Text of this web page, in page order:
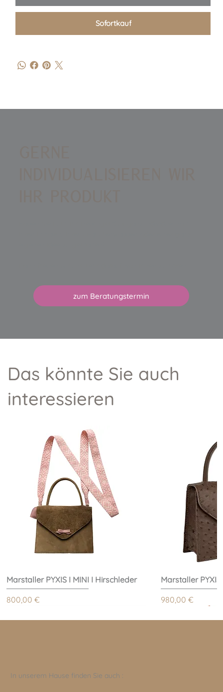
Sofortkauf
zum Beratungstermin
Das könnte Sie auch
interessieren
Marstaller PYXIS I MINI I Hirschleder
Preis
800,00 €
Marstaller PYXIS
Preis
980,00 €
In unserem Hause finden Sie auch :